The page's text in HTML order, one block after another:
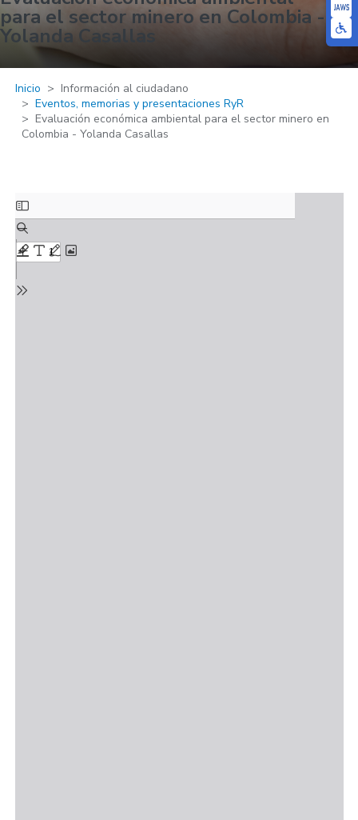
para el sector minero en Colombia -
Yolanda Casallas
Inicio
Información al ciudadano
Eventos, memorias y presentaciones RyR
Evaluación económica ambiental para el sector minero en
Colombia - Yolanda Casallas